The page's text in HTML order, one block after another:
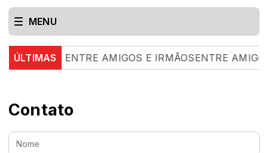
MENU
ÚLTIMAS
| ENTRE AMIGOS E IRMÃOSENTRE
Contato
Nome: